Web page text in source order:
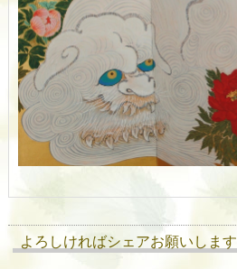
よろしければシェアお願いします